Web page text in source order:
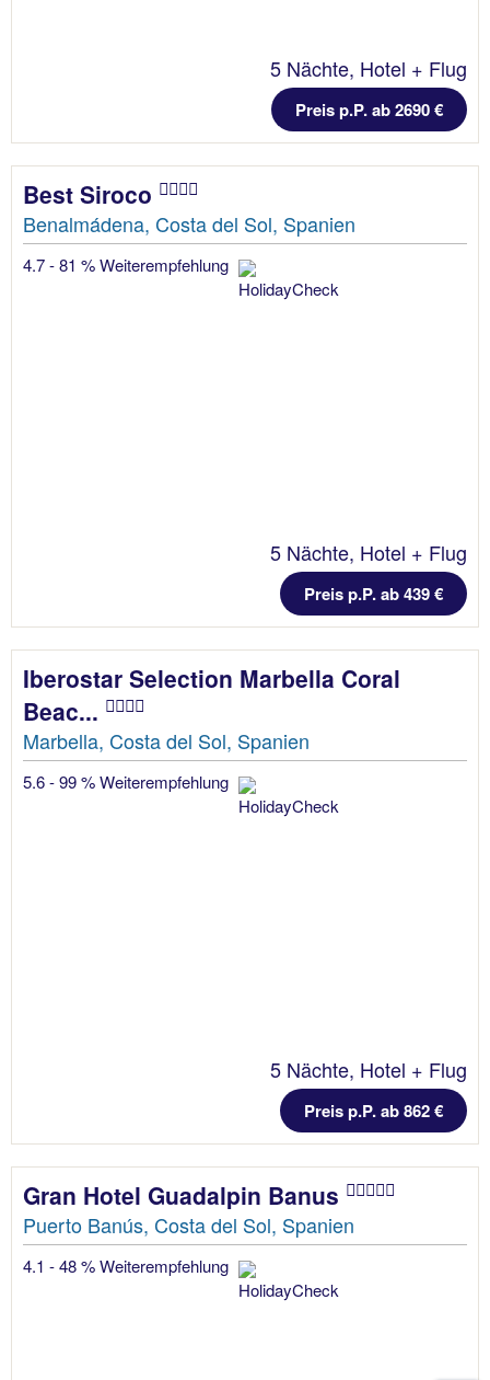
5 Nächte, Hotel + Flug
Preis p.P. ab 2690 €
Best Siroco
Benalmádena, Costa del Sol, Spanien
4.7 - 81 % Weiterempfehlung
5 Nächte, Hotel + Flug
Preis p.P. ab 439 €
Iberostar Selection Marbella Coral
Beac...
Marbella, Costa del Sol, Spanien
5.6 - 99 % Weiterempfehlung
5 Nächte, Hotel + Flug
Preis p.P. ab 862 €
Gran Hotel Guadalpin Banus
Puerto Banús, Costa del Sol, Spanien
4.1 - 48 % Weiterempfehlung